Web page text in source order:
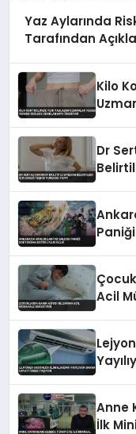
Yaz Aylarında
Tarafından
Kilo
Dr
Acil
Anne
İlk